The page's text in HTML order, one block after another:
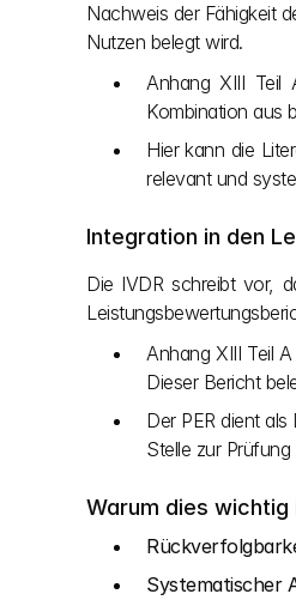
Nachweis der Fähigkeit
Nutzen belegt wird.
Anhang XIII Teil
Kombination aus
Hier kann die
relevant und
Integration in den
Die IVDR schreibt vor,
Anhang XIII Teil
Dieser Bericht
Der PER dient
Stelle zur
Warum dies wichtig
Systematischer